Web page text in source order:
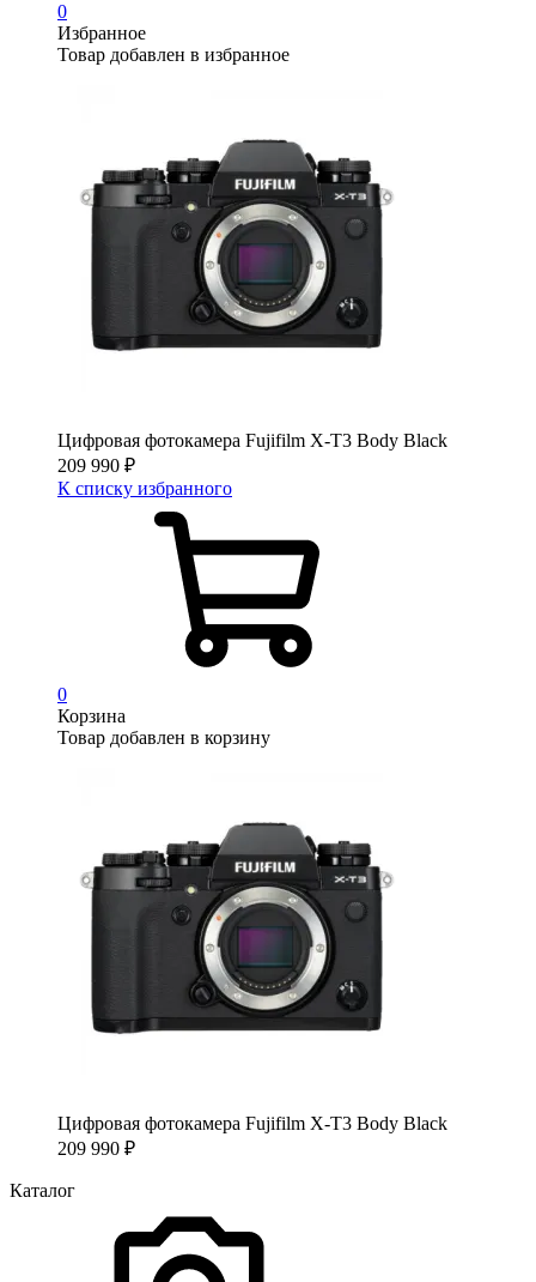
0
Избранное
Товар добавлен в избранное
Цифровая фотокамера Fujifilm X-T3 Body Black
209 990 ₽
К списку избранного
0
Корзина
Товар добавлен в корзину
Цифровая фотокамера Fujifilm X-T3 Body Black
209 990 ₽
Каталог